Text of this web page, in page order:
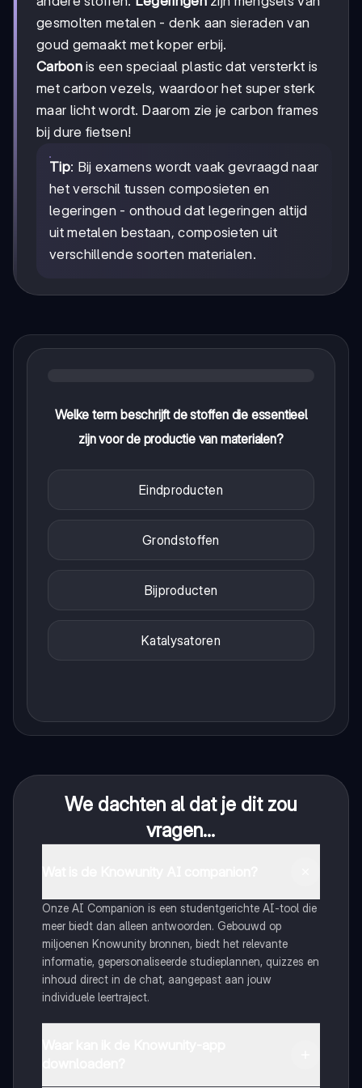
gesmolten metalen - denk aan sieraden van
goud gemaakt met koper erbij.
Carbonis een speciaal plastic dat versterkt is
met carbon vezels, waardoor het super sterk
maar licht wordt. Daarom zie je carbon frames
bij dure fietsen!
Tip: Bij examens wordt vaak gevraagd naar
het verschil tussen composieten en
legeringen - onthoud dat legeringen altijd
uit metalen bestaan, composieten uit
verschillende soorten materialen.
Welke term beschrijft de stoffen die essentieel
zijn voor de productie van materialen?
Eindproducten
Grondstoffen
Bijproducten
Katalysatoren
We dachten al dat je dit zou
vragen...
Onze AI Companion is een studentgerichte AI-tool die
meer biedt dan alleen antwoorden. Gebouwd op
miljoenen Knowunity bronnen, biedt het relevante
informatie, gepersonaliseerde studieplannen, quizzes en
inhoud direct in de chat, aangepast aan jouw
individuele leertraject.